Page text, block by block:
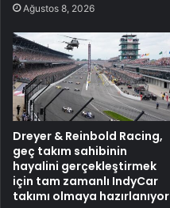
Ağustos 8, 2026
Dreyer & Reinbold Racing,
geç takım sahibinin
hayalini gerçekleştirmek
için tam zamanlı IndyCar
takımı olmaya hazırlanıyor